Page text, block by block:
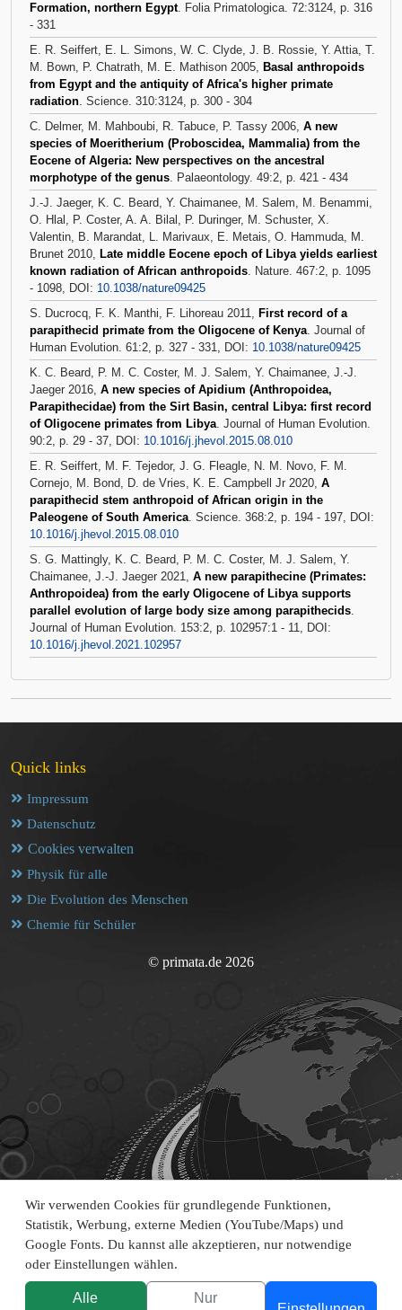
Wir verwenden Cookies für grundlegende Funktionen,
Statistik, Werbung, externe Medien (YouTube/Maps) und
Google Fonts. Du kannst alle akzeptieren, nur notwendige
oder Einstellungen wählen.
Alle Nur
Formation, northern Egypt. Folia Primatologica. 72:3124, p. 316
- 331
E. R. Seiffert, E. L. Simons, W. C. Clyde, J. B. Rossie, Y. Attia, T.
M. Bown, P. Chatrath, M. E. Mathison 2005, Basal anthropoids
from Egypt and the antiquity of Africa's higher primate
radiation. Science. 310:3124, p. 300 - 304
C. Delmer, M. Mahboubi, R. Tabuce, P. Tassy 2006, A new
species of Moeritherium (Proboscidea, Mammalia) from the
Eocene of Algeria: New perspectives on the ancestral
morphotype of the genus. Palaeontology. 49:2, p. 421 - 434
J.-J. Jaeger, K. C. Beard, Y. Chaimanee, M. Salem, M. Benammi,
O. Hlal, P. Coster, A. A. Bilal, P. Duringer, M. Schuster, X.
Valentin, B. Marandat, L. Marivaux, E. Metais, O. Hammuda, M.
Brunet 2010, Late middle Eocene epoch of Libya yields earliest
known radiation of African anthropoids. Nature. 467:2, p. 1095
- 1098, DOI: 10.1038/nature09425
S. Ducrocq, F. K. Manthi, F. Lihoreau 2011, First record of a
parapithecid primate from the Oligocene of Kenya. Journal of
Human Evolution. 61:2, p. 327 - 331, DOI: 10.1038/nature09425
K. C. Beard, P. M. C. Coster, M. J. Salem, Y. Chaimanee, J.-J.
Jaeger 2016, A new species of Apidium (Anthropoidea,
Parapithecidae) from the Sirt Basin, central Libya: first record
of Oligocene primates from Libya. Journal of Human Evolution.
90:2, p. 29 - 37, DOI: 10.1016/j.jhevol.2015.08.010
E. R. Seiffert, M. F. Tejedor, J. G. Fleagle, N. M. Novo, F. M.
Cornejo, M. Bond, D. de Vries, K. E. Campbell Jr 2020, A
parapithecid stem anthropoid of African origin in the
Paleogene of South America. Science. 368:2, p. 194 - 197, DOI:
10.1016/j.jhevol.2015.08.010
S. G. Mattingly, K. C. Beard, P. M. C. Coster, M. J. Salem, Y.
Chaimanee, J.-J. Jaeger 2021, A new parapithecine (Primates:
Anthropoidea) from the early Oligocene of Libya supports
parallel evolution of large body size among parapithecids.
Journal of Human Evolution. 153:2, p. 102957:1 - 11, DOI:
10.1016/j.jhevol.2021.102957
Quick links
Impressum
Datenschutz
Cookies verwalten
Physik für alle
Die Evolution des Menschen
Chemie für Schüler
© primata.de 2026